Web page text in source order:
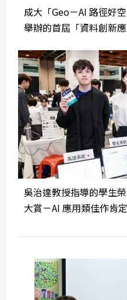
成大「Geo－AI 路徑好
舉辦的首屆「資料創新
吳治達教授指導的學生
大賞－AI 應用類佳作肯定